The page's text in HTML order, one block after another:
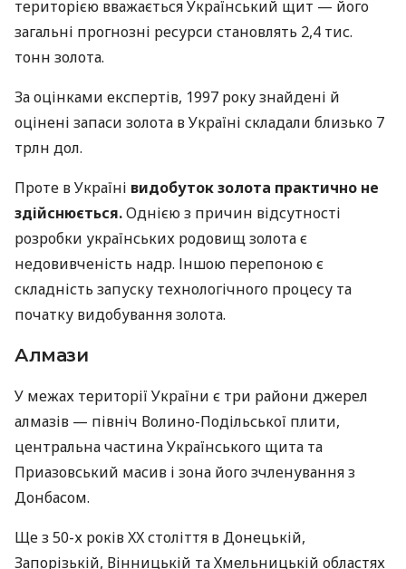
територією вважається Український щит — його
загальні прогнозні ресурси становлять 2,4 тис.
тонн золота.
За оцінками експертів, 1997 року знайдені й
оцінені запаси золота в Україні складали близько 7
трлн дол.
Проте в Україні видобуток золота практично не
здійснюється.Однією з причин відсутності
розробки українських родовищ золота є
недовивченість надр. Іншою перепоною є
складність запуску технологічного процесу та
початку видобування золота.
Алмази
У межах території України є три райони джерел
алмазів — північ Волино-Подільської плити,
центральна частина Українського щита та
Приазовський масив і зона його зчленування з
Донбасом.
Ще з 50-х років XX століття в Донецькій,
Запорізькій, Вінницькій та Хмельницькій областях